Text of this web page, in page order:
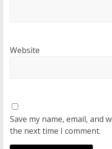
Website
Save my name, email, and
the next time I comment.